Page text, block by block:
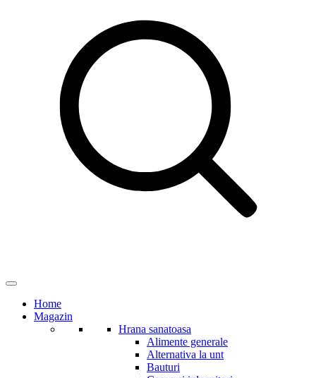
Home
Magazin
Hrana sanatoasa
Alimente generale
Alternativa la unt
Bauturi